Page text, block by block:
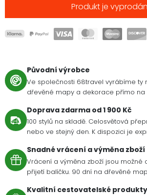
Produkt je vyprodán
Původní výrobce
Ve společnosti 68travel vyrábíme ty
dřevěné mapy a dekorace přímo na
Doprava zdarma od 1 900 Kč
100 stylů na skladě. Celosvětová
nebo ve stejný den. K dispozici je
Snadné vrácení a výměna zboží
Vrácení a výměna zboží jsou možné
přijetí balíčku. 90 dní na dřevěné
Kvalitní cestovatelské